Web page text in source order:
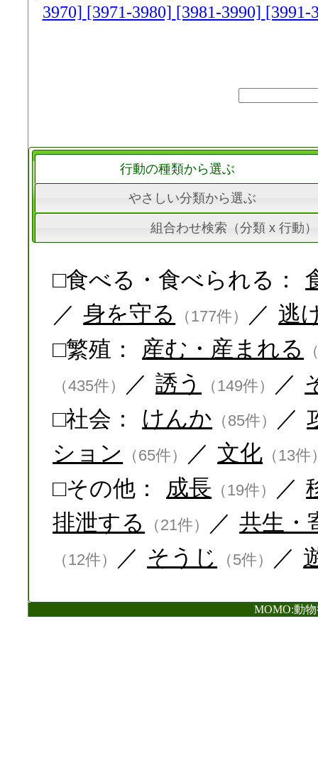
3970] [3971-3980] [3981-3990] [3991-
行動の種類から選ぶ
やさしい分類から選ぶ
組合わせ検索（分類 x 行動）
□食べる・食べられる：
／ 身を守る （177件） ／ 逃
□繁殖：
産む・産まれる
（435件）
／ 誘う （149件） ／
□社会：
けんか （85件） ／
ション
（65件） ／ 文化 （13件
□その他： 成長 （19件） ／
排泄する
（21件） ／ 共生・
（12件） ／ そうじ （5件） ／
MOMO:動